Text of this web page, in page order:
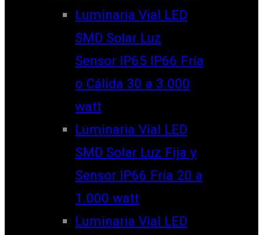
Luminaria Vial LED
SMD Solar Luz
Sensor IP65 IP66 Fría
o Cálida 30 a 3.000
watt
Luminaria Vial LED
SMD Solar Luz Fija y
Sensor IP66 Fría 20 a
1.000 watt
Luminaria Vial LED